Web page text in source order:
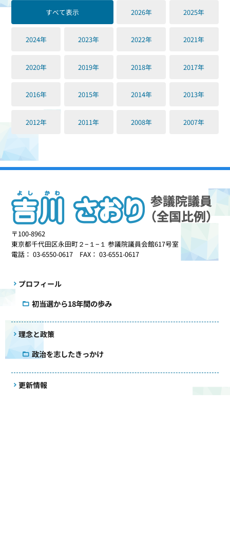
すべて表示 2026年 2025年
2024年 2023年 2022年 2021年
2020年 2019年 2018年 2017年
2016年 2015年 2014年 2013年
2012年 2011年 2008年 2007年
〒100-8962
東京都千代田区永田町２−１−１ 参議院議員会館617号室
電話： 03-6550-0617 FAX： 03-6551-0617
プロフィール
初当選から18年間の歩み
理念と政策
政治を志したきっかけ
更新情報